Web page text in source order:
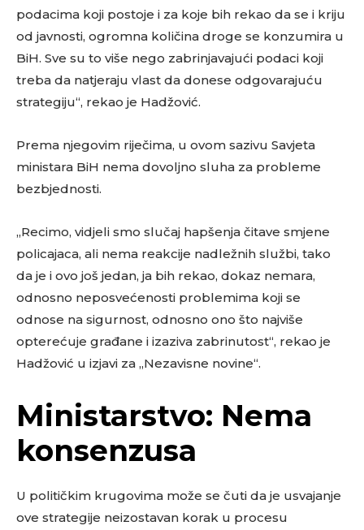
podacima koji postoje i za koje bih rekao da se i kriju
od javnosti, ogromna količina droge se konzumira u
BiH. Sve su to više nego zabrinjavajući podaci koji
treba da natjeraju vlast da donese odgovarajuću
strategiju“, rekao je Hadžović.
Prema njegovim riječima, u ovom sazivu Savjeta
ministara BiH nema dovoljno sluha za probleme
bezbjednosti.
„Recimo, vidjeli smo slučaj hapšenja čitave smjene
policajaca, ali nema reakcije nadležnih službi, tako
da je i ovo još jedan, ja bih rekao, dokaz nemara,
odnosno neposvećenosti problemima koji se
odnose na sigurnost, odnosno ono što najviše
opterećuje građane i izaziva zabrinutost“, rekao je
Hadžović u izjavi za „Nezavisne novine“.
Ministarstvo: Nema
konsenzusa
U političkim krugovima može se čuti da je usvajanje
ove strategije neizostavan korak u procesu